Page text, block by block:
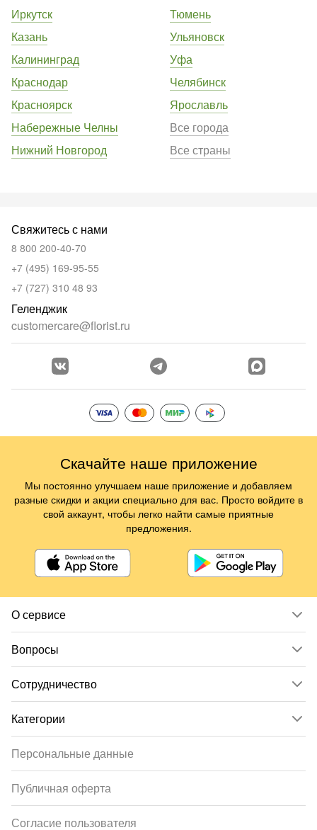
Иркутск
Казань
Калининград
Краснодар
Красноярск
Набережные Челны
Нижний Новгород
Тюмень
Ульяновск
Уфа
Челябинск
Ярославль
Все города
Все страны
О сервисе
Вопросы
Сотрудничество
Категории
Свяжитесь с нами
8 800 200-40-70
+7 (495) 169-95-55
+7 (727) 310 48 93
Геленджик
customercare@florist.ru
Персональные данные
Публичная оферта
Согласие пользователя
Скачайте наше приложение
Мы постоянно улучшаем наше приложение и добавляем
разные скидки и акции специально для вас. Просто войдите в
свой аккаунт, чтобы легко найти самые приятные
предложения.